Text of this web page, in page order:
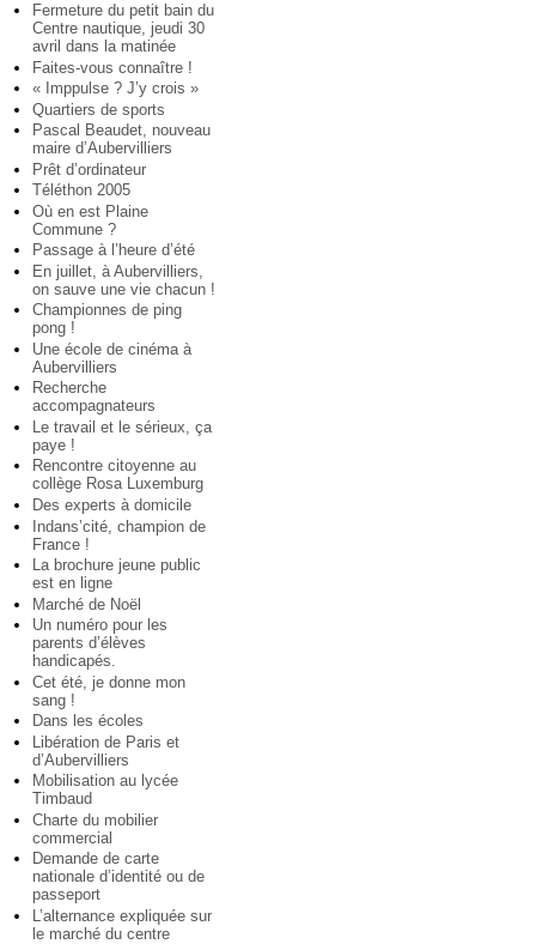
Fermeture du petit bain du
Centre nautique, jeudi 30
avril dans la matinée
Faites-vous connaître !
« Imppulse ? J’y crois »
Quartiers de sports
Pascal Beaudet, nouveau
maire d’Aubervilliers
Prêt d’ordinateur
Téléthon 2005
Où en est Plaine
Commune ?
Passage à l’heure d’été
En juillet, à Aubervilliers,
on sauve une vie chacun !
Championnes de ping
pong !
Une école de cinéma à
Aubervilliers
Recherche
accompagnateurs
Le travail et le sérieux, ça
paye !
Rencontre citoyenne au
collège Rosa Luxemburg
Des experts à domicile
Indans’cité, champion de
France !
La brochure jeune public
est en ligne
Marché de Noël
Un numéro pour les
parents d’élèves
handicapés.
Cet été, je donne mon
sang !
Dans les écoles
Libération de Paris et
d’Aubervilliers
Mobilisation au lycée
Timbaud
Charte du mobilier
commercial
Demande de carte
nationale d’identité ou de
passeport
L’alternance expliquée sur
le marché du centre